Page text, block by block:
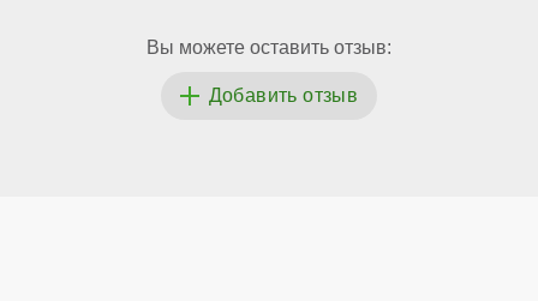
Вы можете оставить отзыв: